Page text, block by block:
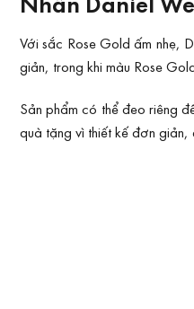
Với sắc Rose Gold ấm nhẹ,
giản, trong khi màu Rose
Sản phẩm có thể đeo riêng
quà tặng vì thiết kế đơn